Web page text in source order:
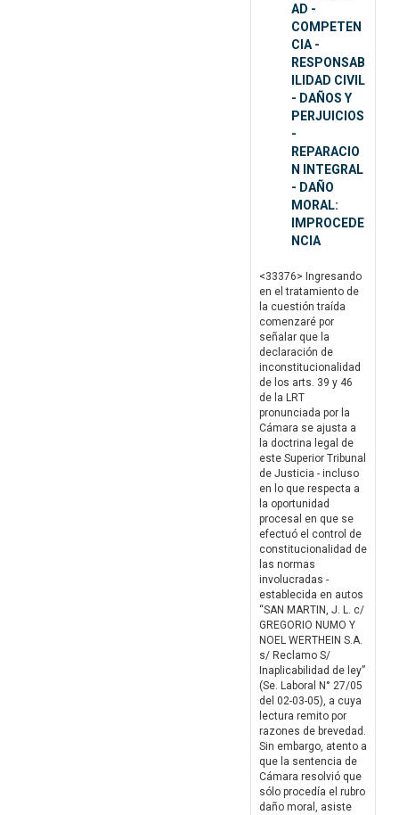
AD -
COMPETEN
CIA -
RESPONSAB
ILIDAD CIVIL
- DAÑOS Y
PERJUICIOS
-
REPARACIO
N INTEGRAL
- DAÑO
MORAL:
IMPROCEDE
NCIA
<33376> Ingresando
en el tratamiento de
la cuestión traída
comenzaré por
señalar que la
declaración de
inconstitucionalidad
de los arts. 39 y 46
de la LRT
pronunciada por la
Cámara se ajusta a
la doctrina legal de
este Superior Tribunal
de Justicia - incluso
en lo que respecta a
la oportunidad
procesal en que se
efectuó el control de
constitucionalidad de
las normas
involucradas -
establecida en autos
“SAN MARTIN, J. L. c/
GREGORIO NUMO Y
NOEL WERTHEIN S.A.
s/ Reclamo S/
Inaplicabilidad de ley”
(Se. Laboral N° 27/05
del 02-03-05), a cuya
lectura remito por
razones de brevedad.
Sin embargo, atento a
que la sentencia de
Cámara resolvió que
sólo procedía el rubro
daño moral, asiste